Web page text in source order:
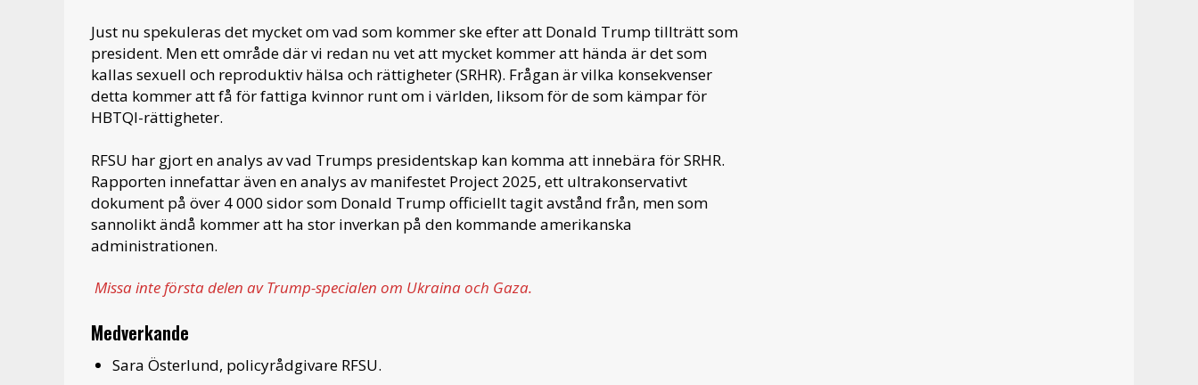
Just nu spekuleras det mycket om vad som kommer ske efter att Donald Trump tillträtt som
president. Men ett område där vi redan nu vet att mycket kommer att hända är det som
kallas sexuell och reproduktiv hälsa och rättigheter (SRHR). Frågan är vilka konsekvenser
detta kommer att få för fattiga kvinnor runt om i världen, liksom för de som kämpar för
HBTQI-rättigheter.
RFSU har gjort en analys av vad Trumps presidentskap kan komma att innebära för SRHR.
Rapporten innefattar även en analys av manifestet Project 2025, ett ultrakonservativt
dokument på över 4 000 sidor som Donald Trump officiellt tagit avstånd från, men som
sannolikt ändå kommer att ha stor inverkan på den kommande amerikanska
administrationen.
Missa inte första delen av Trump-specialen om Ukraina och Gaza.
Medverkande
Sara Österlund, policyrådgivare RFSU.